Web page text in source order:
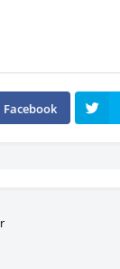
Facebook